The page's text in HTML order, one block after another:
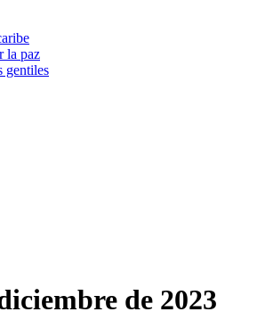
la paz
gentiles
de 2023